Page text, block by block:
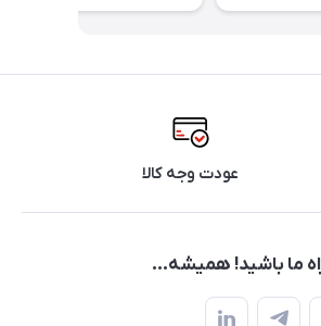
عودت وجه کالا
ما باشید! همیشه...